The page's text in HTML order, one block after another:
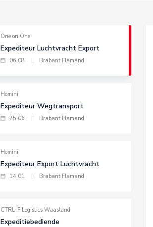
One on One
Expediteur Luchtvracht Export
06.08 Brabant Flamand
Homini
Expediteur Wegtransport
25.06 Brabant Flamand
Homini
Expediteur Export Luchtvracht
14.01 Brabant Flamand
CTRL-F Logistics Waasland
Expeditiebediende